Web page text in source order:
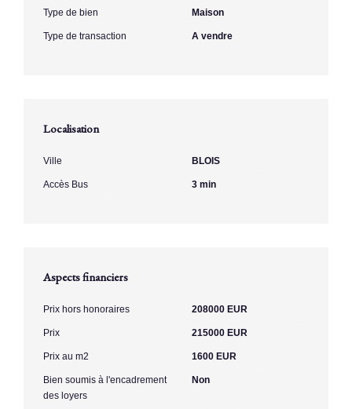
Type de bien Maison
Type de transaction A vendre
Localisation
Ville BLOIS
Accès Bus 3 min
Aspects financiers
Prix hors honoraires 208000 EUR
Prix 215000 EUR
Prix au m2 1600 EUR
Bien soumis à l'encadrement
des loyers
Non